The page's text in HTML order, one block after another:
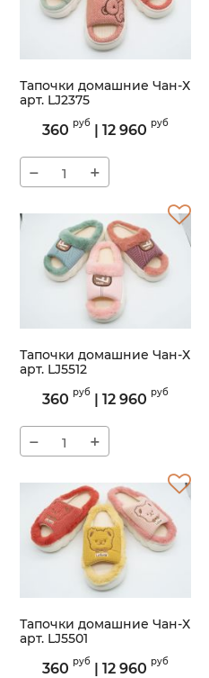
Тапочки домашние Чан-Х
арт. LJ2375
LJ2375
360 руб | 12 960 руб
− +
Тапочки домашние Чан-Х
арт. LJ5512
LJ5512
360 руб | 12 960 руб
− +
Тапочки домашние Чан-Х
арт. LJ5501
LJ5501
360 руб | 12 960 руб